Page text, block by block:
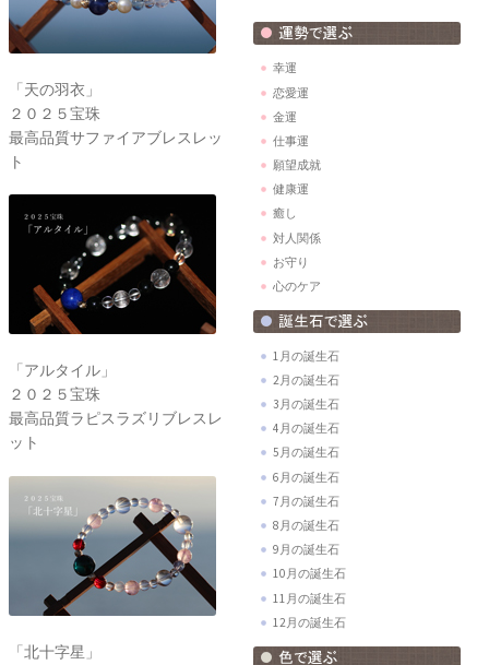
「天の羽衣」
２０２５宝珠
最高品質サファイアブレスレッ
ト
「アルタイル」
２０２５宝珠
最高品質ラピスラズリブレスレ
ット
「北十字星」
幸運
恋愛運
金運
仕事運
願望成就
健康運
癒し
対人関係
お守り
心のケア
1月の誕生石
2月の誕生石
3月の誕生石
4月の誕生石
5月の誕生石
6月の誕生石
7月の誕生石
8月の誕生石
9月の誕生石
10月の誕生石
11月の誕生石
12月の誕生石